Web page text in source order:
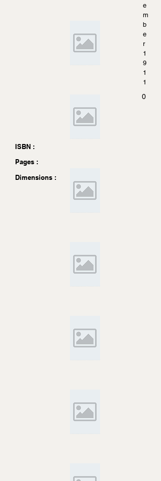
e
m
b
e
r
1
9
1
1
0
ISBN :
Pages :
Dimensions :